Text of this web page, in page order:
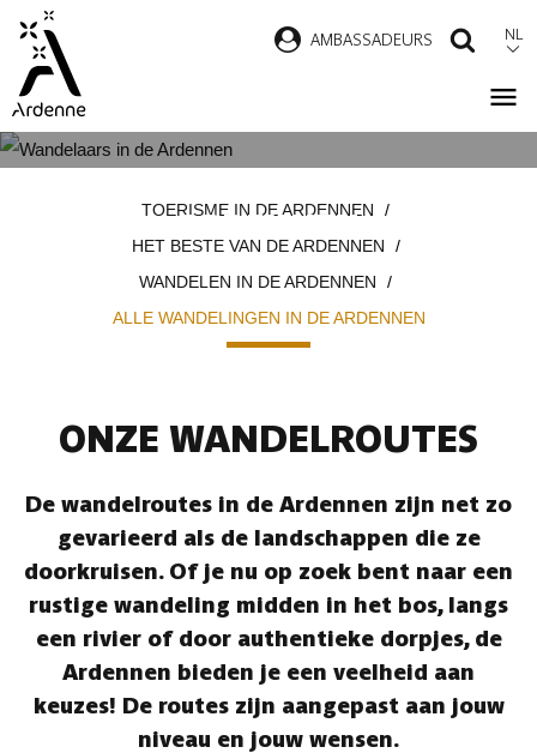
Overslaan
naar
inhoud
AMBASSADEURS NL
ARDENNEN
TOERISME IN DE ARDENNEN
HET BESTE VAN DE ARDENNEN
WANDELEN IN DE ARDENNEN
ALLE WANDELINGEN IN DE ARDENNEN
ONZE WANDELROUTES
De wandelroutes in de Ardennen zijn net zo
gevarieerd als de landschappen die ze
doorkruisen. Of je nu op zoek bent naar een
rustige wandeling midden in het bos, langs
een rivier of door authentieke dorpjes, de
Ardennen bieden je een veelheid aan
keuzes! De routes zijn aangepast aan jouw
niveau en jouw wensen.